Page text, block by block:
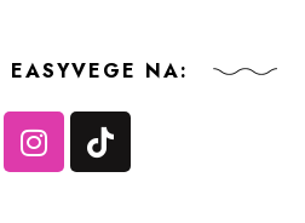
EASYVEGE NA: